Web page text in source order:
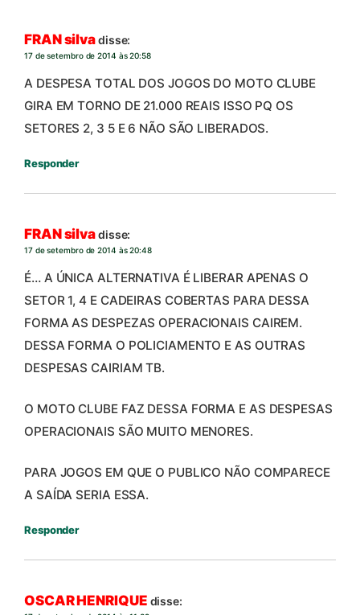
FRAN silvadisse:
17 de setembro de 2014 às 20:58
A DESPESA TOTAL DOS JOGOS DO MOTO CLUBE
GIRA EM TORNO DE 21.000 REAIS ISSO PQ OS
SETORES 2, 3 5 E 6 NÃO SÃO LIBERADOS.
Responder
FRAN silvadisse:
17 de setembro de 2014 às 20:48
É… A ÚNICA ALTERNATIVA É LIBERAR APENAS O
SETOR 1, 4 E CADEIRAS COBERTAS PARA DESSA
FORMA AS DESPEZAS OPERACIONAIS CAIREM.
DESSA FORMA O POLICIAMENTO E AS OUTRAS
DESPESAS CAIRIAM TB.
O MOTO CLUBE FAZ DESSA FORMA E AS DESPESAS
OPERACIONAIS SÃO MUITO MENORES.
PARA JOGOS EM QUE O PUBLICO NÃO COMPARECE
A SAÍDA SERIA ESSA.
Responder
OSCAR HENRIQUE disse: